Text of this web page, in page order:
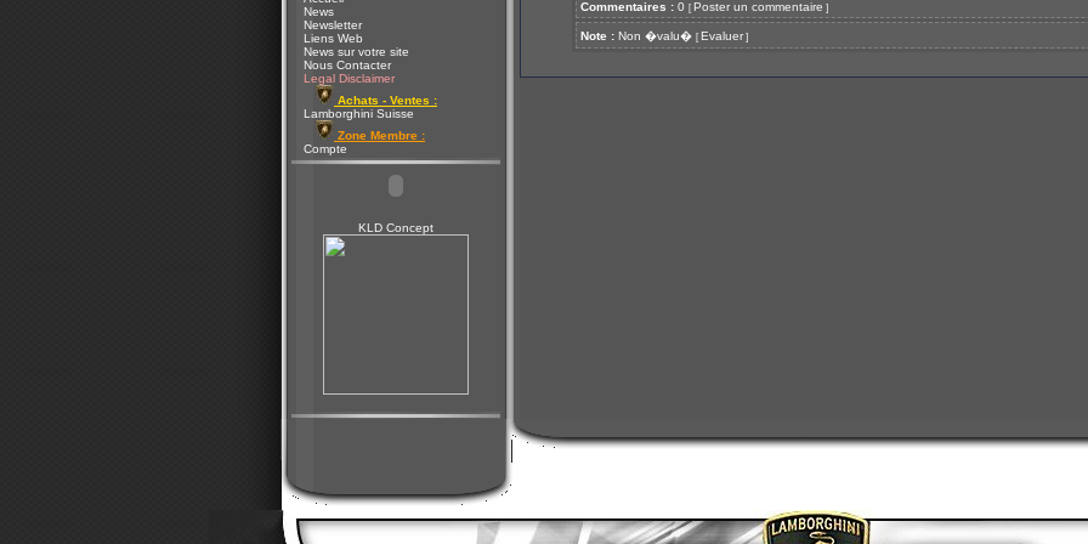
News
Newsletter
Liens Web
News sur votre site
Nous Contacter
Legal Disclaimer
Achats - Ventes :
Lamborghini Suisse
Zone Membre :
Compte
KLD Concept
Commentaires : 0 [ Poster un commentaire ]
Note : Non �valu� [ Evaluer ]